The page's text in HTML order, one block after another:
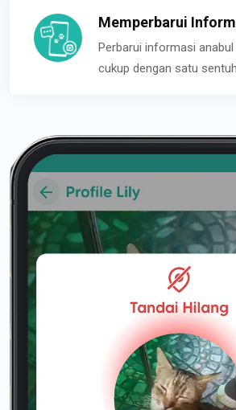
Memperbarui
Perbarui informasi
cukup dengan satu